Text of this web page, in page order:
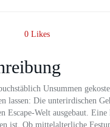
0 Likes
Unsummen
lassen: Die unterirdischen
Escape-Welt ausgebaut.
ist. Ob mittelalterliche